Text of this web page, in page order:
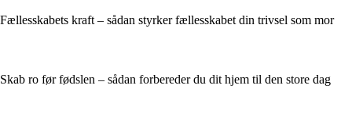
Fællesskabets kraft – sådan styrker fællesskabet din trivsel som mor
Skab ro før fødslen – sådan forbereder du dit hjem til den store dag